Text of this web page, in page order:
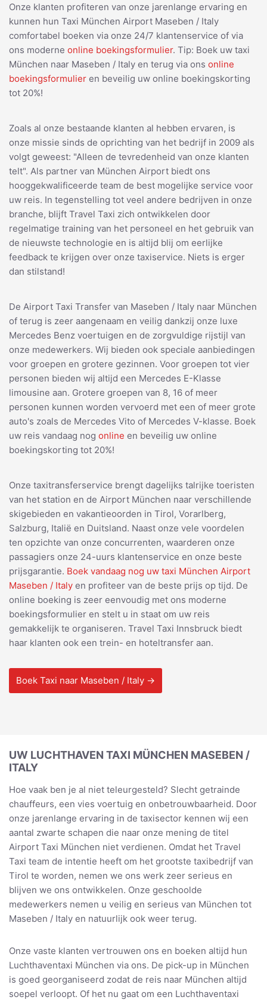
Onze klanten profiteren van onze jarenlange ervaring en
kunnen hun Taxi München Airport Maseben / Italy
comfortabel boeken via onze 24/7 klantenservice of via
ons moderne online boekingsformulier. Tip: Boek uw taxi
München naar Maseben / Italy en terug via ons online
boekingsformulier en beveilig uw online boekingskorting
tot 20%!
Zoals al onze bestaande klanten al hebben ervaren, is
onze missie sinds de oprichting van het bedrijf in 2009 als
volgt geweest: "Alleen de tevredenheid van onze klanten
telt". Als partner van München Airport biedt ons
hooggekwalificeerde team de best mogelijke service voor
uw reis. In tegenstelling tot veel andere bedrijven in onze
branche, blijft Travel Taxi zich ontwikkelen door
regelmatige training van het personeel en het gebruik van
de nieuwste technologie en is altijd blij om eerlijke
feedback te krijgen over onze taxiservice. Niets is erger
dan stilstand!
De Airport Taxi Transfer van Maseben / Italy naar München
of terug is zeer aangenaam en veilig dankzij onze luxe
Mercedes Benz voertuigen en de zorgvuldige rijstijl van
onze medewerkers. Wij bieden ook speciale aanbiedingen
voor groepen en grotere gezinnen. Voor groepen tot vier
personen bieden wij altijd een Mercedes E-Klasse
limousine aan. Grotere groepen van 8, 16 of meer
personen kunnen worden vervoerd met een of meer grote
auto's zoals de Mercedes Vito of Mercedes V-klasse. Boek
uw reis vandaag nog online en beveilig uw online
boekingskorting tot 20%!
Onze taxitransferservice brengt dagelijks talrijke toeristen
van het station en de Airport München naar verschillende
skigebieden en vakantieoorden in Tirol, Vorarlberg,
Salzburg, Italië en Duitsland. Naast onze vele voordelen
ten opzichte van onze concurrenten, waarderen onze
passagiers onze 24-uurs klantenservice en onze beste
prijsgarantie. Boek vandaag nog uw taxi München Airport
Maseben / Italy en profiteer van de beste prijs op tijd. De
online boeking is zeer eenvoudig met ons moderne
boekingsformulier en stelt u in staat om uw reis
gemakkelijk te organiseren. Travel Taxi Innsbruck biedt
haar klanten ook een trein- en hoteltransfer aan.
Boek Taxi naar Maseben / Italy →
UW LUCHTHAVEN TAXI MÜNCHEN MASEBEN /
ITALY
Hoe vaak ben je al niet teleurgesteld? Slecht getrainde
chauffeurs, een vies voertuig en onbetrouwbaarheid. Door
onze jarenlange ervaring in de taxisector kennen wij een
aantal zwarte schapen die naar onze mening de titel
Airport Taxi München niet verdienen. Omdat het Travel
Taxi team de intentie heeft om het grootste taxibedrijf van
Tirol te worden, nemen we ons werk zeer serieus en
blijven we ons ontwikkelen. Onze geschoolde
medewerkers nemen u veilig en serieus van München tot
Maseben / Italy en natuurlijk ook weer terug.
Onze vaste klanten vertrouwen ons en boeken altijd hun
Luchthaventaxi München via ons. De pick-up in München
is goed georganiseerd zodat de reis naar München altijd
soepel verloopt. Of het nu gaat om een Luchthaventaxi